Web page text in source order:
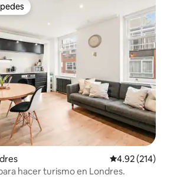
Calificación
4.92 (214)
hacer turismo en Londres.